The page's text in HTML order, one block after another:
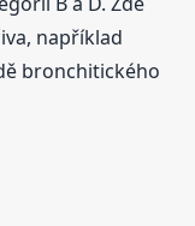
například
bronchitického